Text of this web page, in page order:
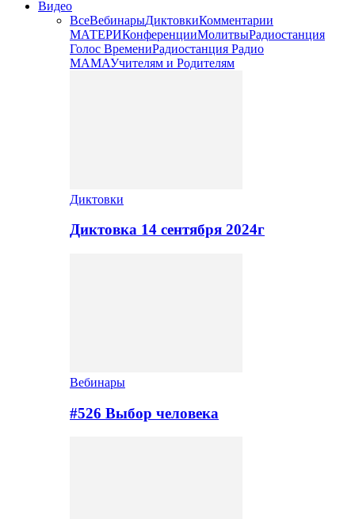
Видео
ВсеВебинарыДиктовкиКомментарии
МАТЕРИКонференцииМолитвыРадиостанция
Голос ВремениРадиостанция Радио
МАМАУчителям и Родителям
Диктовки
Диктовка 14 сентября 2024г
Вебинары
#526 Выбор человека